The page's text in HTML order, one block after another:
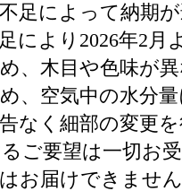
足によって納期
により2026年2月
、木目や色味が
、空気中の水分
なく細部の変更を
ご要望は一切お受
お届けできません